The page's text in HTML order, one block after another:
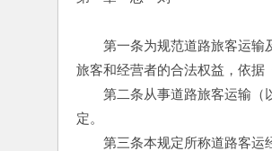
第一条为规范道路旅客运输及
旅客和经营者的合法权益，依据
第二条从事道路旅客运输（以
定。
第三条本规定所称道路客运经